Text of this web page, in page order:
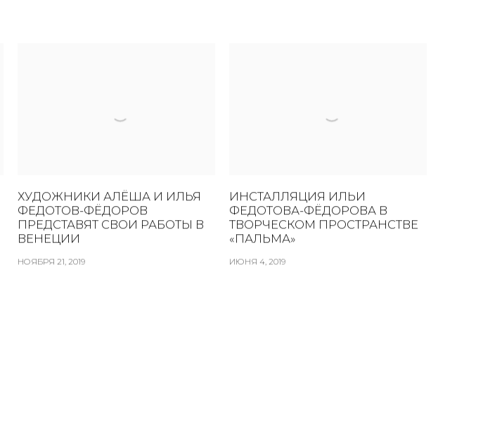
ХУДОЖНИКИ АЛЁША И ИЛЬЯ
ФЕДОТОВ-ФЁДОРОВ
ПРЕДСТАВЯТ СВОИ РАБОТЫ В
ВЕНЕЦИИ
НОЯБРЯ 21, 2019
ИНСТАЛЛЯЦИЯ ИЛЬИ
ФЕДОТОВА-ФЁДОРОВА В
ТВОРЧЕСКОМ ПРОСТРАНСТВЕ
«ПАЛЬМА»
ИЮНЯ 4, 2019